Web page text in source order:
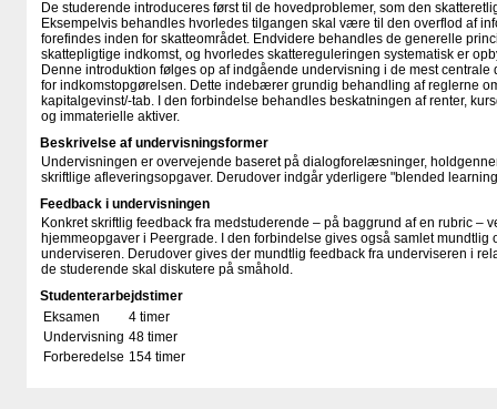
De studerende introduceres først til de hovedproblemer, som den
Eksempelvis behandles hvorledes tilgangen skal være til den overflod af
forefindes inden for skatteområdet. Endvidere behandles de generelle
skattepligtige indkomst, og hvorledes skattereguleringen systematisk er
Denne introduktion følges op af indgående undervisning i de mest centrale
for indkomstopgørelsen. Dette indebærer grundig behandling af reglerne
kapitalgevinst/-tab. I den forbindelse behandles beskatningen af renter,
og immaterielle aktiver.
Beskrivelse af undervisningsformer
Undervisningen er overvejende baseret på dialogforelæsninger,
skriftlige afleveringsopgaver. Derudover indgår yderligere "blended
Feedback i undervisningen
Konkret skriftlig feedback fra medstuderende – på baggrund af en rubric –
hjemmeopgaver i Peergrade. I den forbindelse gives også samlet mundtlig
underviseren. Derudover gives der mundtlig feedback fra underviseren i
de studerende skal diskutere på småhold.
Studenterarbejdstimer
Eksamen
4 timer
Undervisning 48 timer
Forberedelse 154 timer